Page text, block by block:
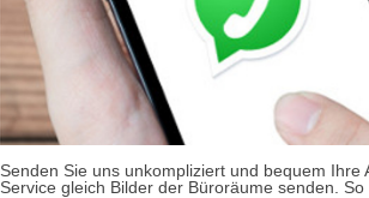
Senden Sie uns unkompliziert und bequem
Service gleich Bilder der Büroräume senden.